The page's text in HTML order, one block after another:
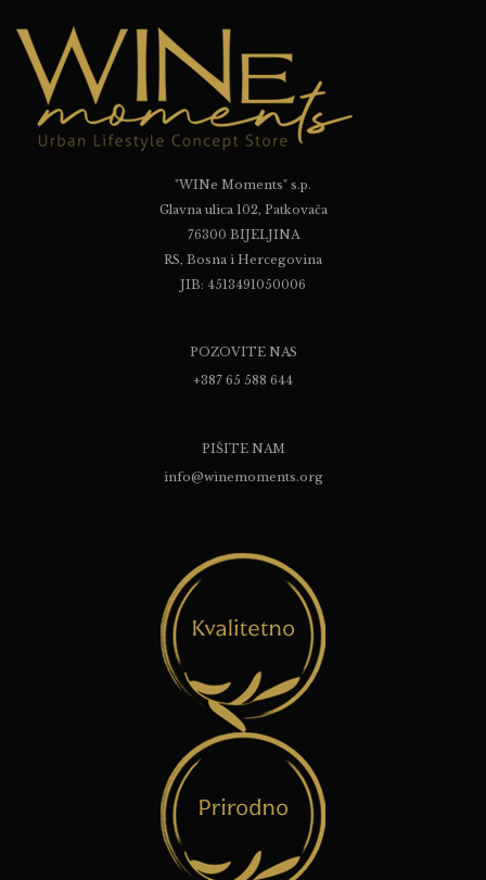
"WINe Moments" s.p.
Glavna ulica 102, Patkovača
76300 BIJELJINA
RS, Bosna i Hercegovina
JIB: 4513491050006
POZOVITE NAS
+387 65 588 644
PIŠITE NAM
info@winemoments.org